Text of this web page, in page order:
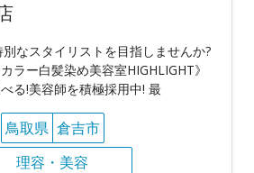
なスタイリストを目指しませんか?
ラー白髪染め美容室HIGHLIGHT》
る!美容師を積極採用中! 最
鳥取県 倉吉市
理容・美容